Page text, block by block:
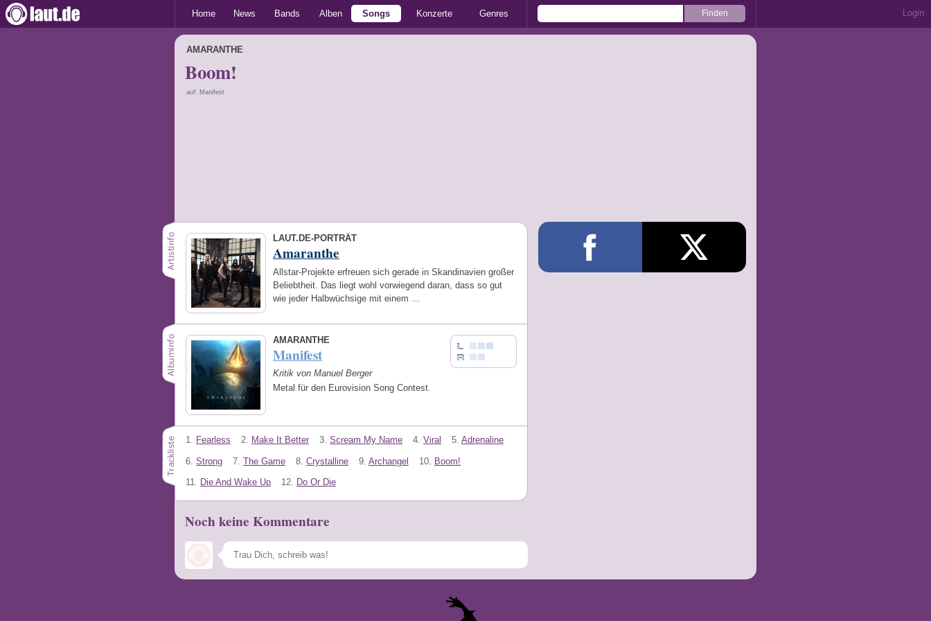
Home News Bands Alben Songs Konzerte Genres Login
AMARANTHE
Boom!
auf: Manifest
LAUT.DE-PORTRÄT
Amaranthe
Allstar-Projekte erfreuen sich gerade in Skandinavien großer
Beliebtheit. Das liegt wohl vorwiegend daran, dass so gut
wie jeder Halbwüchsige mit einem …
AMARANTHE
Manifest
Kritik von Manuel Berger
Metal für den Eurovision Song Contest.
1. Fearless 2. Make It Better 3. Scream My Name 4. Viral 5. Adrenaline
6. Strong 7. The Game 8. Crystalline 9. Archangel 10. Boom!
11. Die And Wake Up 12. Do Or Die
Noch keine Kommentare
Speichern